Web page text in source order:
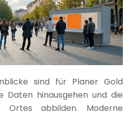
sind für Planer Gold
hinausgehen und die
abbilden. Moderne